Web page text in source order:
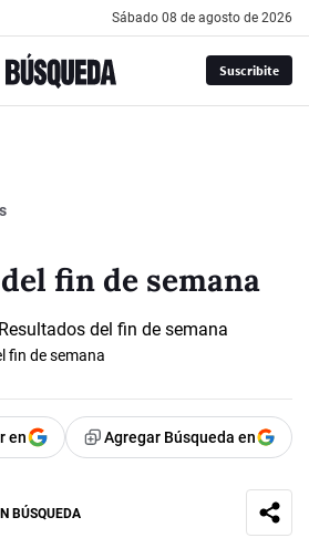
sábado 08 de agosto de 2026
Suscribite
fin de semana
fin de semana
en Agregar Búsqueda en
BÚSQUEDA